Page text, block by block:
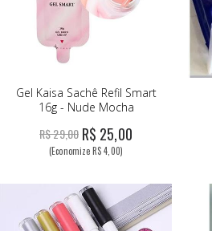
Gel Kaisa Sachê Refil Smart
16g - Nude Mocha
R$ 29,00 R$ 25,00
(Economize R$ 4,00)